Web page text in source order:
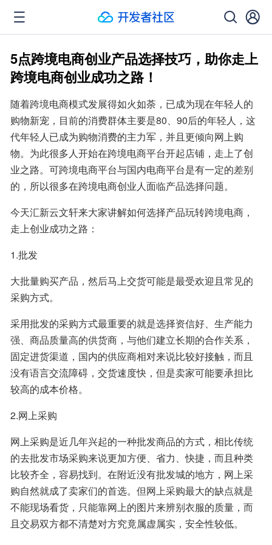
5点跨境电商创业产品选择技巧，助你走上
跨境电商创业成功之路！
随着跨境电商模式发展得如火如荼，已成为现在年轻人的
购物新宠，目前的消费群体主要是80、90后的年轻人，这
代年轻人已成为购物消费的主力军，并且更倾向网上购
物。为此很多人开始在跨境电商平台开起店铺，走上了创
业之路。可跨境电商平台与国内电商平台是有一定的差别
的，所以很多在跨境电商创业人面临产品选择问题。
今天汇新云文轩来大家讲解如何选择产品玩转跨境电商，
走上创业成功之路：
1.批发
大批量购买产品，然后马上交货可能是最受欢迎且常见的
采购方式。
采用批发的采购方式最重要的就是选择资信好、生产能力
强、商品质量高的供货商，与他们建立长期的合作关系，
固定进货渠道，国内的供应商相对来说比较好接触，而且
没有语言交流障碍，交货速度快，但是卖家可能要承担比
较高的成本价格。
2.网上采购
网上采购是近几年兴起的一种批发商品的方式，相比传统
的去批发市场采购来说更加方便、省力、快捷，而且种类
比较齐全，容易找到。在附近没有批发城的地方，网上采
购自然就成了卖家们的首选。但网上采购最大的缺点就是
不能现场看货，只能靠网上的图片来辨别衣服的质量，而
且交易双方都不清楚对方究竟属虚属实，安全性较低。